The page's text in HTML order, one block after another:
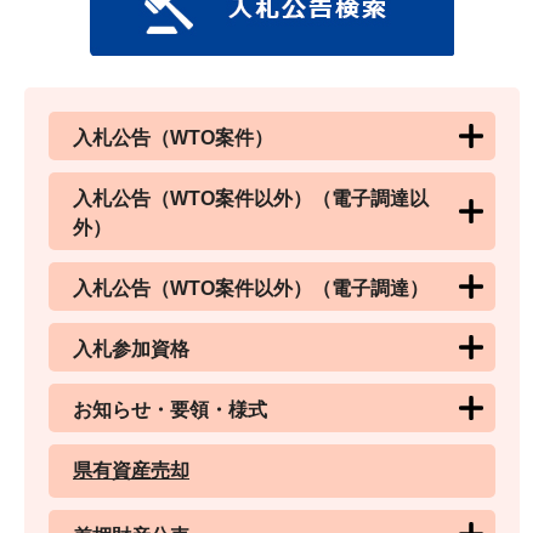
入札公告（WTO案件）
入札公告（WTO案件以外）（電子調達以
外）
入札公告（WTO案件以外）（電子調達）
入札参加資格
お知らせ・要領・様式
県有資産売却